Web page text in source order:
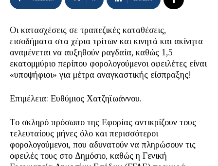
Οι κατασχέσεις σε τραπεζικές καταθέσεις,
εισοδήματα στα χέρια τρίτων και κινητά και ακίνητα
αναμένεται να αυξηθούν ραγδαία, καθώς 1,5
εκατομμύριο περίπου φορολογούμενοι οφειλέτες είναι
«υποψήφιοι» για μέτρα αναγκαστικής είσπραξης!
Επιμέλεια: Ευθύμιος Χατζηϊωάννου.
Το σκληρό πρόσωπο της Εφορίας αντικρίζουν τους
τελευταίους μήνες όλο και περισσότεροι
φορολογούμενοι, που αδυνατούν να πληρώσουν τις
οφειλές τους στο Δημόσιο, καθώς η Γενική